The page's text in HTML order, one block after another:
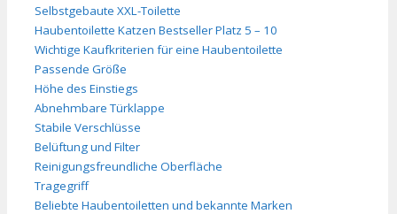
Selbstgebaute XXL-Toilette
Haubentoilette Katzen Bestseller Platz 5 – 10
Wichtige Kaufkriterien für eine Haubentoilette
Passende Größe
Höhe des Einstiegs
Abnehmbare Türklappe
Stabile Verschlüsse
Belüftung und Filter
Reinigungsfreundliche Oberfläche
Tragegriff
Beliebte Haubentoiletten und bekannte Marken